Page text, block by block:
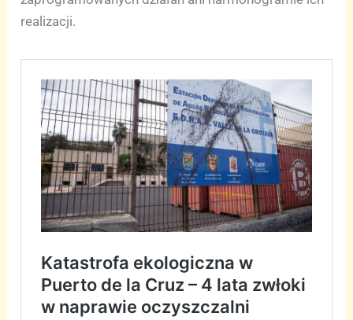
realizacji.